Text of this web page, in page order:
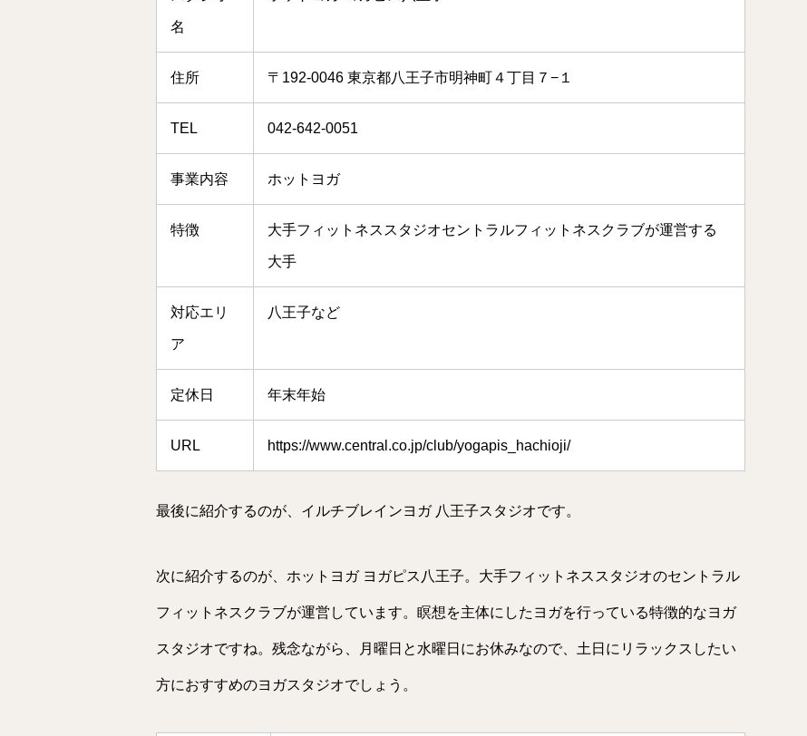
名
住所 〒192-0046 東京都八王子市明神町４丁目７−１
TEL 042-642-0051
事業内容 ホットヨガ
特徴 大手フィットネススタジオセントラルフィットネスクラブが運営する
大手
対応エリ
ア
八王子など
定休日 年末年始
URL https://www.central.co.jp/club/yogapis_hachioji/
最後に紹介するのが、イルチブレインヨガ 八王子スタジオです。
次に紹介するのが、ホットヨガ ヨガピス八王子。大手フィットネススタジオのセントラル
フィットネスクラブが運営しています。瞑想を主体にしたヨガを行っている特徴的なヨガ
スタジオですね。残念ながら、月曜日と水曜日にお休みなので、土日にリラックスしたい
方におすすめのヨガスタジオでしょう。